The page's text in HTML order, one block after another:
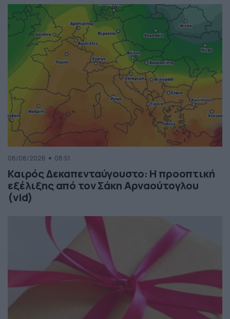
08/08/2026 08:51
Καιρός Δεκαπενταύγουστο: Η προοπτική
εξέλιξης από τον Σάκη Αρναούτογλου
(vid)